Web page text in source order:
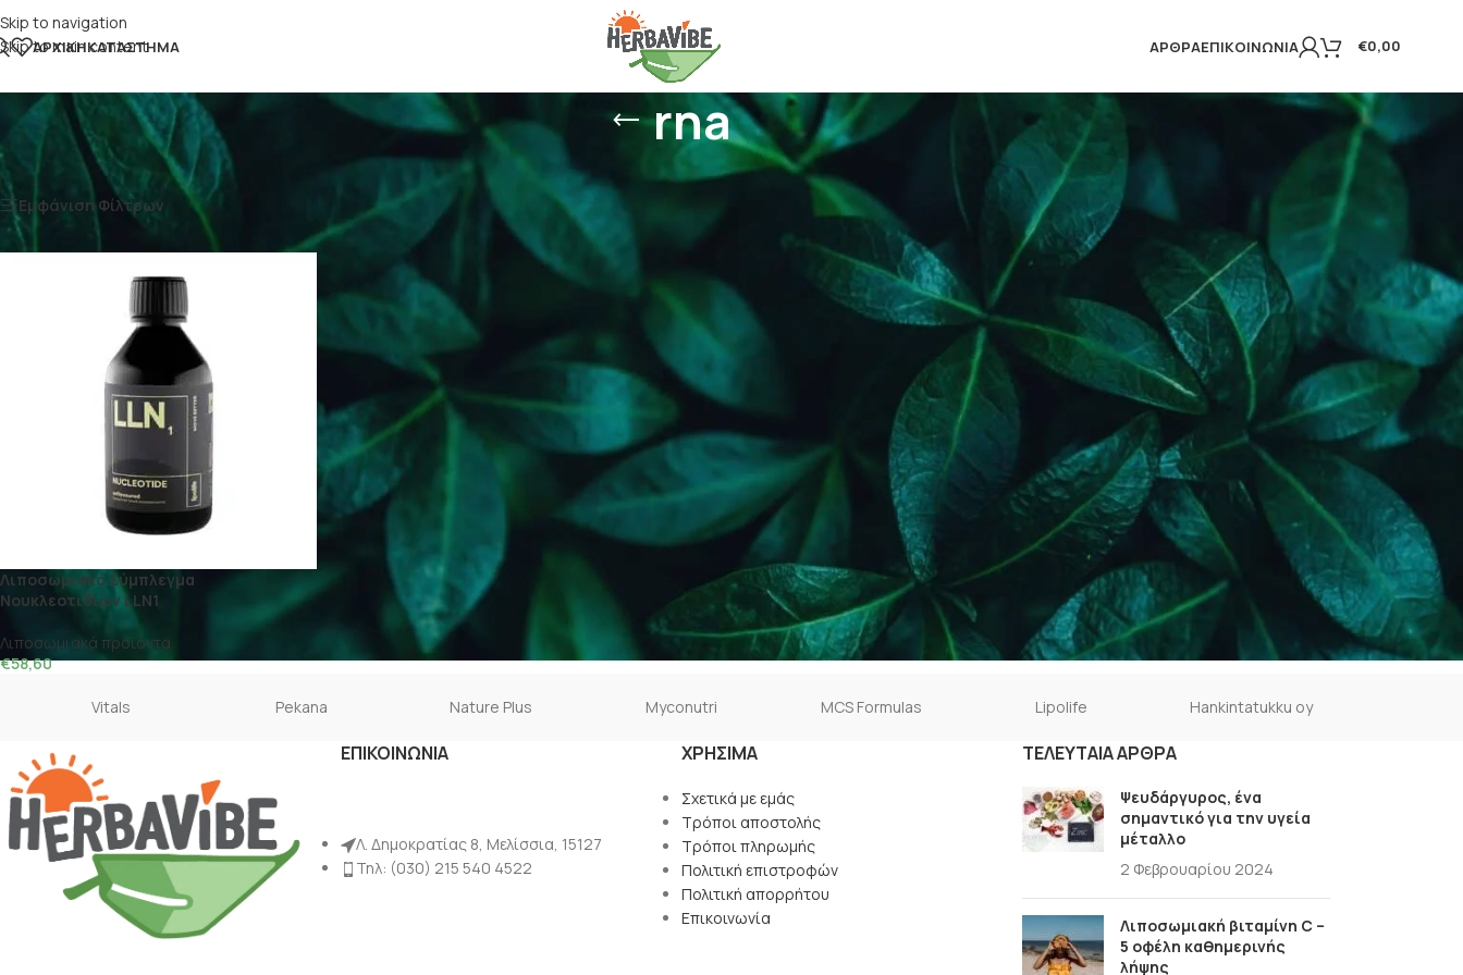
Skip to navigation
Skip to main content
ΑΡΧΙΚΉΚΑΤΆΣΤΗΜΑ ΆΡΘΡΑΕΠΙΚΟΙΝΩΝΊΑ €0,00
rna
Αρχική σελίδα/ Προϊόντα με ετικέτα “rna” Εμφάνιση του μοναδικού αποτελέσματος
Εμφάνιση Φίλτρων Δείτε 12 24
Λιποσωμιακό Σύμπλεγμα
Νουκλεοτιδίων LLN1
Λιποσωμιακά προϊόντα
€58,60
Vitals Pekana Nature Plus Myconutri MCS Formulas Lipolife Hankintatukku oy
ΕΠΙΚΟΙΝΩΝΙΑ
Λ. Δημοκρατίας 8, Μελίσσια, 15127
Τηλ: (030) 215 540 4522
ΧΡΉΣΙΜΑ
Σχετικά με εμάς
Τρόποι αποστολής
Τρόποι πληρωμής
Πολιτική επιστροφών
Πολιτική απορρήτου
Επικοινωνία
ΤΕΛΕΥΤΑΊΑ ΆΡΘΡΑ
Ψευδάργυρος, ένα
σημαντικό για την υγεία
μέταλλο
2 Φεβρουαρίου 2024
Λιποσωμιακή βιταμίνη C –
5 οφέλη καθημερινής
λήψης